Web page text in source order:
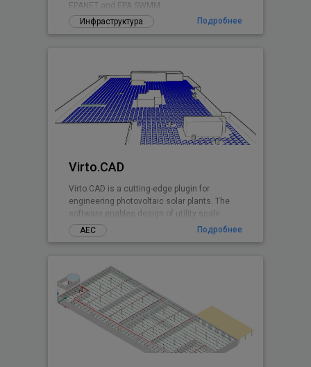
EPANET and EPA SWMM.
Инфраструктура
Подробнее
Virto.CAD
Virto.CAD is a cutting-edge plugin for
engineering photovoltaic solar plants. The
software enables design of utility scale
ground and commercial PV rooftops
АЕС Подробнее